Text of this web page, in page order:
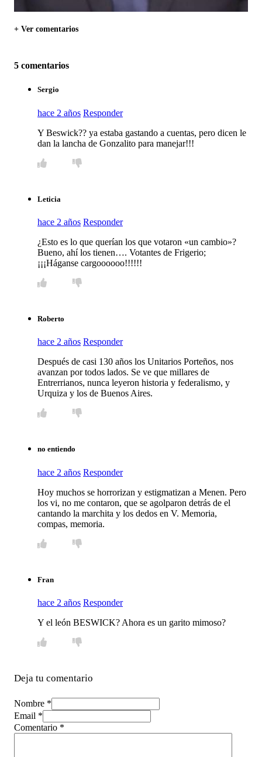
+ Ver comentarios
5 comentarios
Sergio
hace 2 años Responder
Y Beswick?? ya estaba gastando a cuentas, pero dicen le
dan la lancha de Gonzalito para manejar!!!
Leticia
hace 2 años Responder
¿Esto es lo que querían los que votaron «un cambio»?
Bueno, ahí los tienen…. Votantes de Frigerio;
¡¡¡Háganse cargoooooo!!!!!!
Roberto
hace 2 años Responder
Después de casi 130 años los Unitarios Porteños, nos
avanzan por todos lados. Se ve que millares de
Entrerrianos, nunca leyeron historia y federalismo, y
Urquiza y los de Buenos Aires.
no entiendo
hace 2 años Responder
Hoy muchos se horrorizan y estigmatizan a Menen. Pero
los vi, no me contaron, que se agolparon detrás de el
cantando la marchita y los dedos en V. Memoria,
compas, memoria.
Fran
hace 2 años Responder
Y el león BESWICK? Ahora es un garito mimoso?
Deja tu comentario
Nombre *
Email *
Comentario *